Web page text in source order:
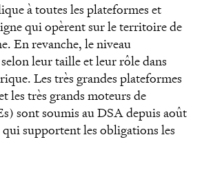
à toutes les plateformes et
qui opèrent sur le territoire de
En revanche, le niveau
leur taille et leur rôle dans
Les très grandes plateformes
les très grands moteurs de
sont soumis au DSA depuis août
qui supportent les obligations les